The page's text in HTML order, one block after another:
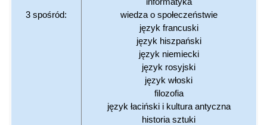
3 spośród:
wiedza o społeczeństwie
język francuski
język hiszpański
język niemiecki
język rosyjski
język włoski
filozofia
język łaciński i kultura antyczna
historia sztuki